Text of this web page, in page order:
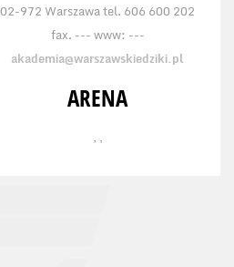
02-972 Warszawa tel. 606 600 202
fax. --- www: ---
akademia@warszawskiedziki.pl
ARENA
, ,